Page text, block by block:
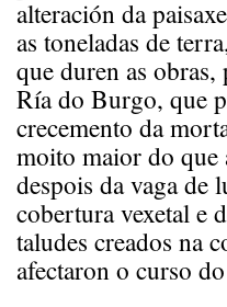
alteración da
as toneladas de
que duren as
Ría do Burgo, que
crecemento da
moito maior do que
despois da vaga de
cobertura vexetal e
taludes creados na
afectaron o curso